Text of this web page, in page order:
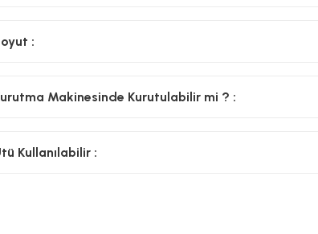
:
Makinesinde Kurutulabilir mi ? :
Kullanılabilir :